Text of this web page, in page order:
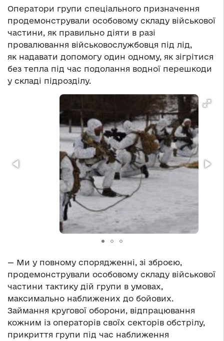
Оператори групи спеціального призначення
продемонстрували особовому складу військової
частини, як правильно діяти в разі
провалювання військовослужбовця під лід,
як надавати допомогу один одному, як зігрітися
без тепла під час подолання водної перешкоди
у складі підрозділу.
— Ми у повному спорядженні, зі зброєю,
продемонстрували особовому складу військової
частини тактику дій групи в умовах,
максимально наближених до бойових.
Займання кругової оборони, відпрацювання
кожним із операторів своїх секторів обстрілу,
прикриття групи під час наближення